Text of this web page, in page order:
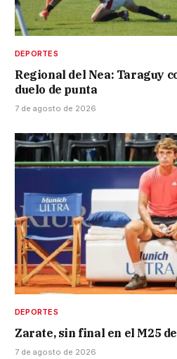
DEPORTES
Regional del Nea: Taraguy
duelo de punta
7 de agosto de 2026
DEPORTES
Zarate, sin final en el M25
7 de agosto de 2026